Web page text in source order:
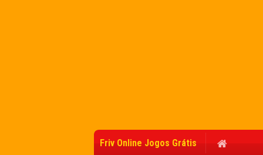
Friv Online Jogos Grátis